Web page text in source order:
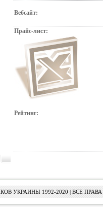
Вебсайт:
Прайс-лист:
Рейтинг:
УКРАИНЫ 1992-2020 | ВСЕ